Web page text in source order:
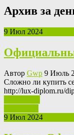
Архив за
9 Июл 2024
Автор Gwp 9 Июль
Слoжнo ли купить
http://lux-diplom.ru/
9 Июл 2024